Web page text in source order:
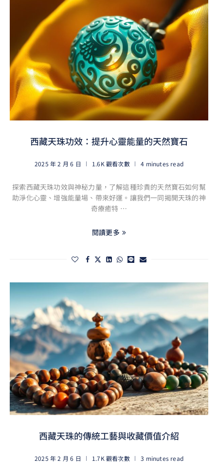
西藏天珠功效：提升心靈能量的天然寶石
2025 年 2 月 6 日 1.6K 觀看次數 4 minutes read
探索西藏天珠功效與神秘力量，了解這種珍貴的天然寶石如何幫
助淨化心靈、增強能量場、帶來好運。讓我們一同揭開天珠的神
奇療癒特 …
閱讀更多
西藏天珠的傳統工藝與收藏價值介紹
2025 年 2 月 6 日 1.7K 觀看次數 3 minutes read